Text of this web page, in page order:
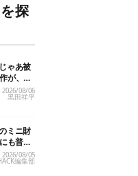
探
ゃあ被
が、真
2026/08/06
黒田祥平
ミニ財
も普段
2026/08/05
編集部